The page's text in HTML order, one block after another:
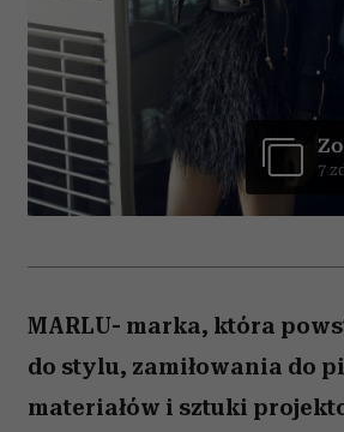
7
MARLU- marka, która
do stylu, zamiłowania do
materiałów i sztuki